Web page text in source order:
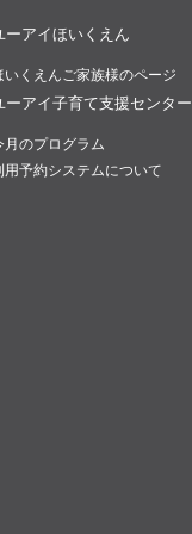
ーアイほいくえん
いくえんご家族様のページ
ーアイ子育て支援センター
月のプログラム
用予約システムについて